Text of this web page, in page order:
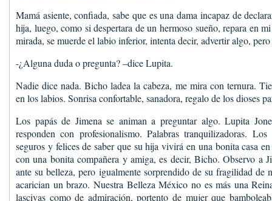
Mamá asiente, confiada, sabe que es una dama incapaz de
hija, luego, como si despertara de un hermoso sueño, repara en
mirada, se muerde el labio inferior, intenta decir, advertir algo,
-¿Alguna duda o pregunta? –dice Lupita.
Nadie dice nada. Bicho ladea la cabeza, me mira con ternura.
en los labios. Sonrisa confortable, sanadora, regalo de los dioses
Los papás de Jimena se animan a preguntar algo. Lupita
responden con profesionalismo. Palabras tranquilizadoras.
seguros y felices de saber que su hija vivirá en una bonita casa
con una bonita compañera y amiga, es decir, Bicho. Observo a
ante su belleza, pero igualmente sorprendido de su fragilidad de
acarician un brazo. Nuestra Belleza México no es más una
lascivas como de admiración, portento de mujer que